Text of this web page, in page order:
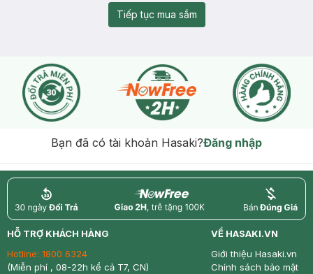
Tiếp tục mua sắm
Bạn đã có tài khoản Hasaki?Đăng nhập
return nowfree price
HỖ TRỢ KHÁCH HÀNG
Hotline: 1800 6324
(Miễn phí , 08-22h kể cả T7, CN)
VỀ HASAKI.VN
Giới thiệu Hasaki.vn
Chính sách bảo mật